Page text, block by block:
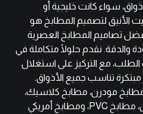
سواء كانت خليجية أو
+٩٦٦٥٥٠٦٤٥٨٤٥ البيت الأنيق لتصميم المطابخ هو
تصاميم المطابخ العصرية
والدقة. نقدم حلولًا متكاملة في
مع التركيز على استغلال
تناسب جميع الأذواق.
مودرن، مطابخ كلاسيك،
مطابخ خشب، مطابخ ألوميتال، مطابخ PVC، ومطابخ أمريكي